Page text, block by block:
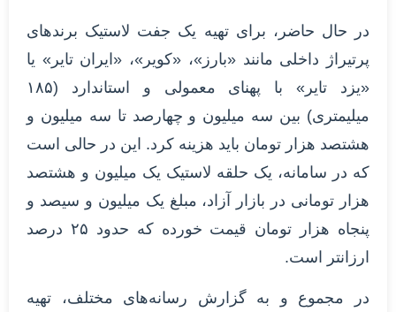
در حال حاضر، برای تهیه یک جفت لاستیک برندهای
پرتیراژ داخلی مانند «بارز»، «کویر»، «ایران تایر» یا
«یزد تایر» با پهنای معمولی و استاندارد (۱۸۵
میلیمتری) بین سه میلیون و چهارصد تا سه میلیون و
هشتصد هزار تومان باید هزینه کرد. این در حالی است
که در سامانه، یک حلقه لاستیک یک میلیون و هشتصد
هزار تومانی در بازار آزاد، مبلغ یک میلیون و سیصد و
پنجاه هزار تومان قیمت خورده که حدود ۲۵ درصد
ارزانتر است.
در مجموع و به گزارش رسانه‌های مختلف، تهیه